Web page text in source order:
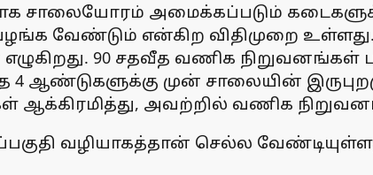
சாலையோரம் அமைக்கப்படும்
வேண்டும் என்கிற விதிமுறை
90 சதவீத வணிக
4 ஆண்டுகளுக்கு முன் சாலையின்
அவற்றில் வணிக
வழியாகத்தான் செல்ல